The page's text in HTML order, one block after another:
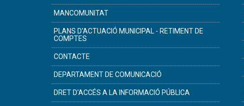
MANCOMUNITAT
PLANS D'ACTUACIÓ MUNICIPAL - RETIMENT DE
COMPTES
CONTACTE
DEPARTAMENT DE COMUNICACIÓ
DRET D'ACCÉS A LA INFORMACIÓ PÚBLICA